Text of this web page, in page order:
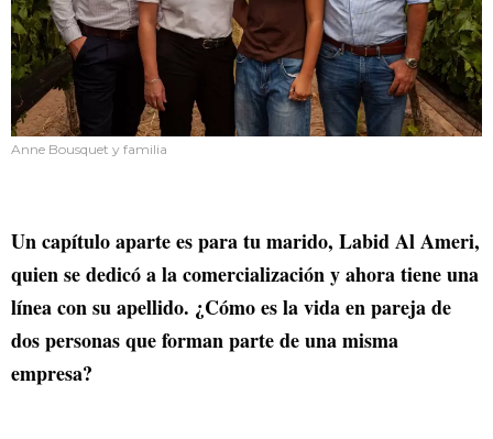
Anne Bousquet y familia
Un capítulo aparte es para tu marido, Labid Al Ameri,
quien se dedicó a la comercialización y ahora tiene una
línea con su apellido. ¿Cómo es la vida en pareja de
dos personas que forman parte de una misma
empresa?